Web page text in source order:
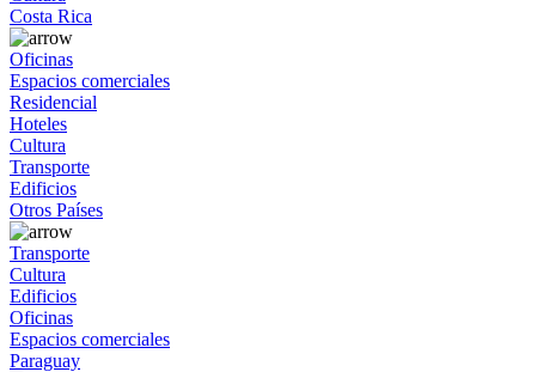
Costa Rica
Oficinas
Espacios comerciales
Residencial
Hoteles
Cultura
Transporte
Edificios
Otros Países
Transporte
Cultura
Edificios
Oficinas
Espacios comerciales
Paraguay